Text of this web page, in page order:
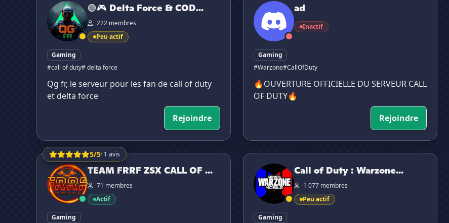
🟢🎮 Delta Force & COD...
222 membres
Peu actif
Gaming
#call of duty# delta force
Qg fr, le serveur pour les fan de call of duty
et delta force
Rejoindre
ad
Inactif
Gaming
#Warzone#CallOfDuty
🔥OUVERTURE OFFICIELLE DU SERVEUR CALL
OF DUTY🔥
Rejoindre
5/5· 1 avis
TEAM FRRF ZSX CALL OF DUTY
TEAM FRRF ZSX CALL OF ...
71 membres
Actif
Gaming
Call of Duty : Warzone Mobile France
Call of Duty : Warzone...
1 077 membres
Peu actif
Gaming